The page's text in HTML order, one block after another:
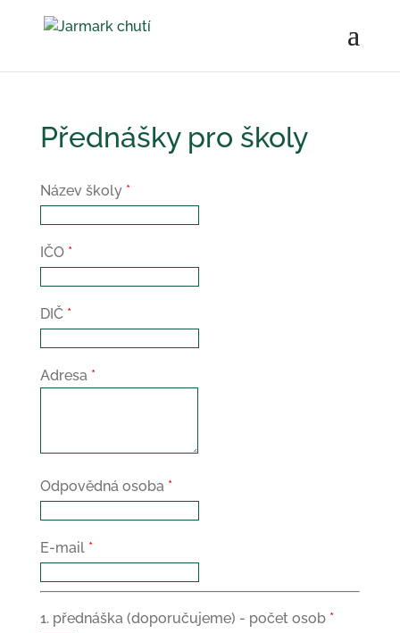
Přednášky pro školy
Název školy *
IČO *
DIČ *
Adresa *
Odpovědná osoba *
E-mail *
1. přednáška (doporučujeme) - počet osob *